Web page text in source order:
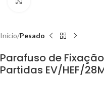
Início Pesado
Parafuso de
Partidas EV/HEF/